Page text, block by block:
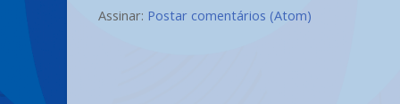
Assinar: Postar comentários (Atom)